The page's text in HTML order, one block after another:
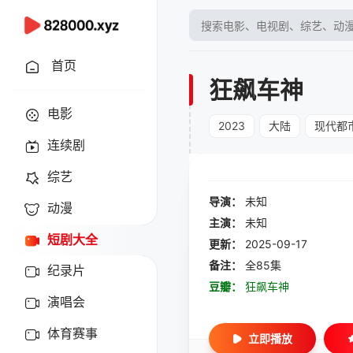
首页
电影
连续剧
综艺
动漫
短剧大全
纪录片
演唱会
体育赛事
狂飙车神
2023 大陆 现代都
导演：
未知
主演：
未知
更新：
2025-09-17
备注：
全85集
豆瓣：
狂飙车神
立即播放